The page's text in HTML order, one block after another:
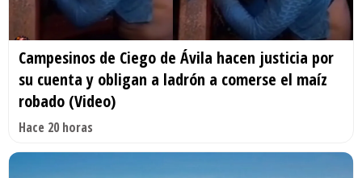
Campesinos de Ciego de Ávila hacen justicia por
su cuenta y obligan a ladrón a comerse el maíz
robado (Video)
Hace 20 horas